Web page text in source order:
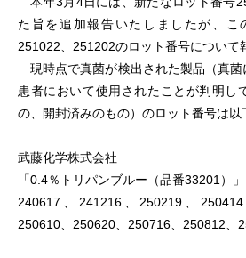
た旨を追加報告いたしましたが、こ
251022、251202のロット番号について
現時点で真菌が検出された製品（真菌
患者において使用されたことが判明し
の、開封済みのもの）のロット番号は以
武藤化学株式会社
「0.4％トリパンブルー（品番33201）」
240617、241216、250219、
250610、250620、250716、250812、